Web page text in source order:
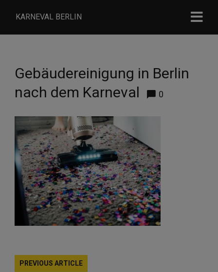
KARNEVAL BERLIN
Gebäudereinigung in Berlin
nach dem Karneval
0
PREVIOUS ARTICLE